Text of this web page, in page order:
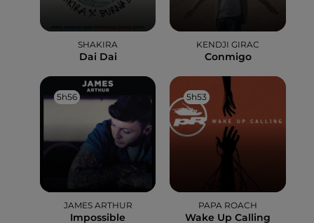
SHAKIRA
Dai Dai
KENDJI GIRAC
Conmigo
5h56
5h56
JAMES ARTHUR
Impossible
5h53
5h53
PAPA ROACH
Wake Up Calling